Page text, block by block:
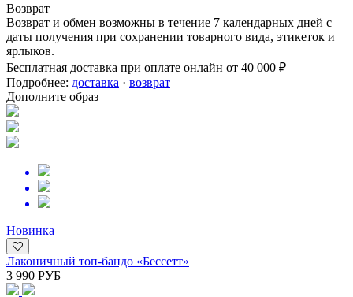
Возврат
Возврат и обмен возможны в течение 7 календарных дней с
даты получения при сохранении товарного вида, этикеток и
ярлыков.
Бесплатная доставка при оплате онлайн от 40 000 ₽
Подробнее: доставка · возврат
Дополните образ
Новинка
Лаконичный топ-бандо «Бессетт»
3 990 РУБ